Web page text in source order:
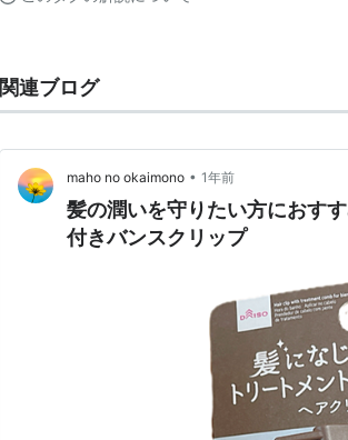
関連ブログ
maho no okaimono • 1年前
髪の潤いを守りたい方におす
付きバンスクリップ